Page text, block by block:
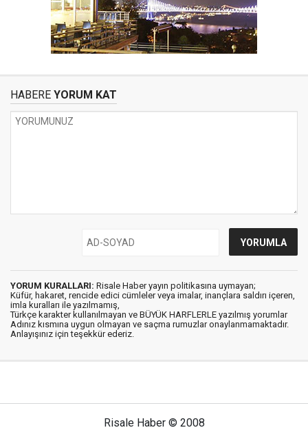
HABERE YORUM KAT
YORUM KURALLARI: Risale Haber yayın politikasına uymayan;
Küfür, hakaret, rencide edici cümleler veya imalar, inançlara saldırı içeren,
imla kuralları ile yazılmamış,
Türkçe karakter kullanılmayan ve BÜYÜK HARFLERLE yazılmış yorumlar
Adınız kısmına uygun olmayan ve saçma rumuzlar onaylanmamaktadır.
Anlayışınız için teşekkür ederiz.
Risale Haber © 2008